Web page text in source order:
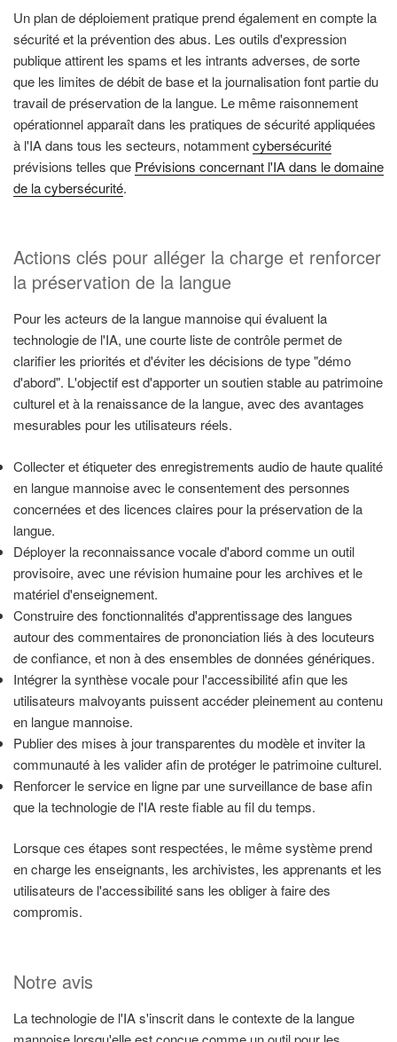
Un plan de déploiement pratique prend également en compte la
sécurité et la prévention des abus. Les outils d'expression
publique attirent les spams et les intrants adverses, de sorte
que les limites de débit de base et la journalisation font partie du
travail de préservation de la langue. Le même raisonnement
opérationnel apparaît dans les pratiques de sécurité appliquées
à l'IA dans tous les secteurs, notammentcybersécurité
prévisions telles que Prévisions concernant l'IA dans le domaine
de la cybersécurité.
Actions clés pour alléger la charge et renforcer
la préservation de la langue
Pour les acteurs de la langue mannoise qui évaluent la
technologie de l'IA, une courte liste de contrôle permet de
clarifier les priorités et d'éviter les décisions de type "démo
d'abord". L'objectif est d'apporter un soutien stable au patrimoine
culturel et à la renaissance de la langue, avec des avantages
mesurables pour les utilisateurs réels.
Collecter et étiqueter des enregistrements audio de haute qualité
en langue mannoise avec le consentement des personnes
concernées et des licences claires pour la préservation de la
langue.
Déployer la reconnaissance vocale d'abord comme un outil
provisoire, avec une révision humaine pour les archives et le
matériel d'enseignement.
Construire des fonctionnalités d'apprentissage des langues
autour des commentaires de prononciation liés à des locuteurs
de confiance, et non à des ensembles de données génériques.
Intégrer la synthèse vocale pour l'accessibilité afin que les
utilisateurs malvoyants puissent accéder pleinement au contenu
en langue mannoise.
Publier des mises à jour transparentes du modèle et inviter la
communauté à les valider afin de protéger le patrimoine culturel.
Renforcer le service en ligne par une surveillance de base afin
que la technologie de l'IA reste fiable au fil du temps.
Lorsque ces étapes sont respectées, le même système prend
en charge les enseignants, les archivistes, les apprenants et les
utilisateurs de l'accessibilité sans les obliger à faire des
compromis.
Notre avis
La technologie de l'IA s'inscrit dans le contexte de la langue